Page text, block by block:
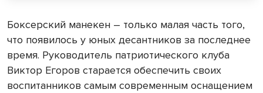
Боксерский манекен – только малая часть того,
что появилось у юных десантников за последнее
время. Руководитель патриотического клуба
Виктор Егоров старается обеспечить своих
воспитанников самым современным оснащением